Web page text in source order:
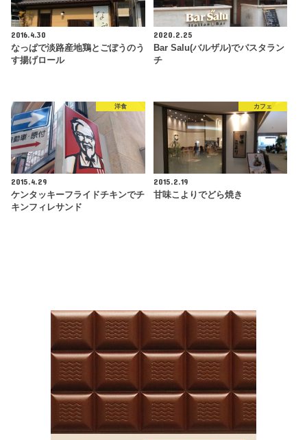
2016.4.30
なっぱで淡路産地鶏とごぼうのう
す揚げロール
2020.2.25
Bar Salu(バルザル)でパスタラン
チ
洋食
2015.4.29
ケンタッキーフライドチキンでチ
キンフィレサンド
カフェ
2015.2.19
甘味こよりでどら焼き